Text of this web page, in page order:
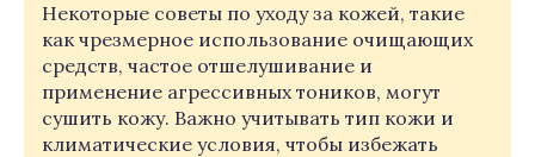
Некоторые советы по уходу за кожей, такие
как чрезмерное использование очищающих
средств, частое отшелушивание и
применение агрессивных тоников, могут
сушить кожу. Важно учитывать тип кожи и
климатические условия, чтобы избежать